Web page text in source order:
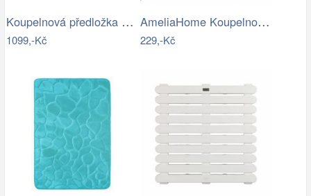
Koupelnová předložka ART
1099,-Kč
AmeliaHome Koupelnová předložka Bati…
229,-Kč